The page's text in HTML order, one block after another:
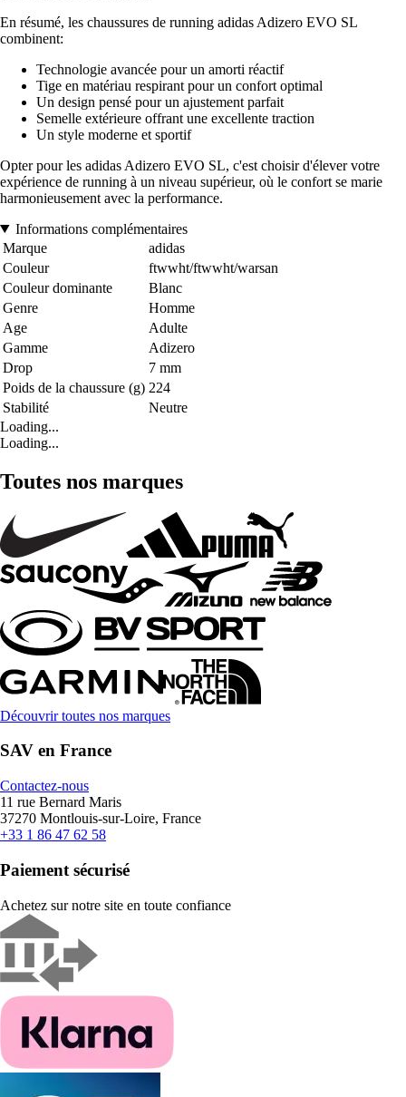
En résumé, les chaussures de running adidas Adizero EVO SL
combinent:
Technologie avancée pour un amorti réactif
Tige en matériau respirant pour un confort optimal
Un design pensé pour un ajustement parfait
Semelle extérieure offrant une excellente traction
Un style moderne et sportif
Opter pour les adidas Adizero EVO SL, c'est choisir d'élever votre
expérience de running à un niveau supérieur, où le confort se marie
harmonieusement avec la performance.
Informations complémentaires
Marque
adidas
Couleur
ftwwht/ftwwht/warsan
Couleur dominante
Blanc
Genre
Homme
Age
Adulte
Gamme
Adizero
Drop
7 mm
Poids de la chaussure (g) 224
Stabilité
Neutre
Loading...
Loading...
Toutes nos marques
Découvrir toutes nos marques
SAV en France
Contactez-nous
11 rue Bernard Maris
37270 Montlouis-sur-Loire, France
+33 1 86 47 62 58
Paiement sécurisé
Achetez sur notre site en toute confiance